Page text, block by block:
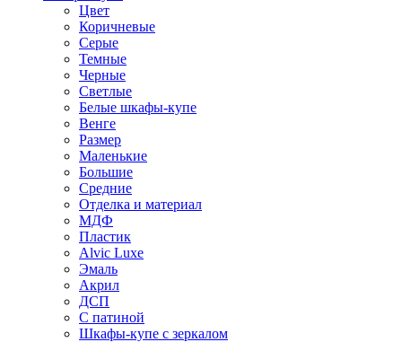
Цвет
Коричневые
Серые
Темные
Черные
Светлые
Белые шкафы-купе
Венге
Размер
Маленькие
Большие
Средние
Отделка и материал
МДФ
Пластик
Alvic Luxe
Эмаль
Акрил
ДСП
С патиной
Шкафы-купе с зеркалом